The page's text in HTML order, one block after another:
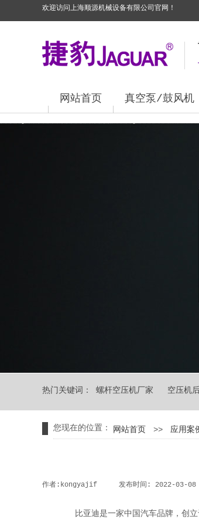
欢迎访问上海顺源机械设备有限公司​官网！
网站首页 真空泵/鼓风机
热门关键词： 螺杆空压机厂家 空压
您现在的位置： 网站首页 >> 应用案
作者: kongyajif 发布时间: 2022-03-08
比亚迪是一家中国汽车品牌，创立于